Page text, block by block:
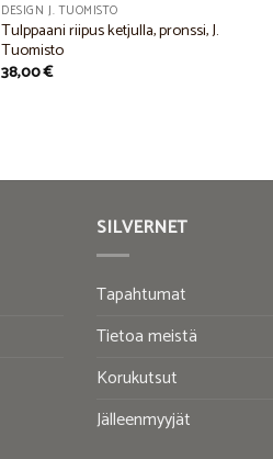
DESIGN J. TUOMISTO
Tulppaani riipus ketjulla, pronssi, J.
Tuomisto
38,00€
SILVERNET
Tapahtumat
Tietoa meistä
Korukutsut
Jälleenmyyjät